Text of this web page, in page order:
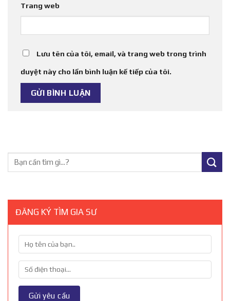
Trang web
Lưu tên của tôi, email, và trang web trong trình
duyệt này cho lần bình luận kế tiếp của tôi.
ĐĂNG KÝ TÌM GIA SƯ